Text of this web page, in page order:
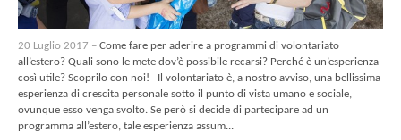
20 Luglio 2017 – Come fare per aderire a programmi di volontariato
all’estero? Quali sono le mete dov’è possibile recarsi? Perché è un’esperienza
così utile? Scoprilo con noi! Il volontariato è, a nostro avviso, una bellissima
esperienza di crescita personale sotto il punto di vista umano e sociale,
ovunque esso venga svolto. Se però si decide di partecipare ad un
programma all’estero, tale esperienza assum...